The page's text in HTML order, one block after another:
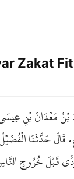
Zakat
بْنُ مَعْدَانَ بْنِ
قَالَ حَدَّثَنَا
قَبْلَ خُرُوجِ